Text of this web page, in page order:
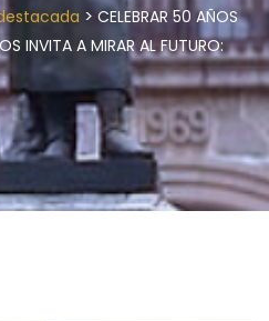
> CELEBRAR 50 AÑOS
INVITA A MIRAR AL FUTURO: